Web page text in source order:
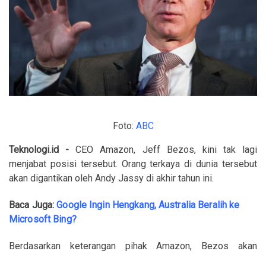
Foto: ABC
Teknologi.id - CEO Amazon, Jeff Bezos, kini tak lagi
menjabat posisi tersebut. Orang terkaya di dunia tersebut
akan digantikan oleh Andy Jassy di akhir tahun ini.
Baca Juga:Google Ingin Hengkang, Australia Beralih ke
Microsoft Bing?
Berdasarkan keterangan pihak Amazon, Bezos akan